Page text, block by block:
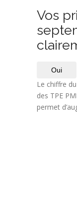
Vos
Oui
Le chiffre
des TPE
permet